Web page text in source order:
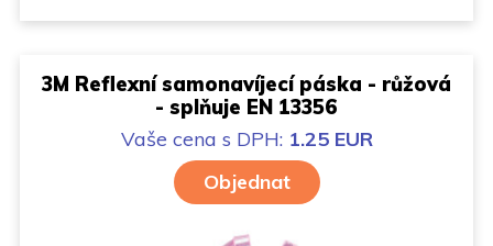
3M Reflexní samonavíjecí páska - růžová
- splňuje EN 13356
Vaše cena s DPH: 1.25 EUR
Objednat